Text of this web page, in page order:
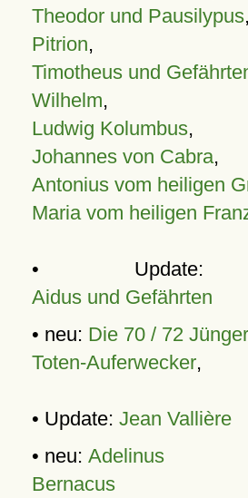
Theodor und Pausilypus,
Pitrion,
Timotheus und
Wilhelm,
Ludwig Kolumbus,
Johannes von Cabra,
Antonius vom heiligen
Maria vom heiligen
•
Aidus und Gefährten
• neu: Die 70 / 72
Toten-Auferwecker,
• Update: Jean Vallière
• neu: Adelinus
Bernacus